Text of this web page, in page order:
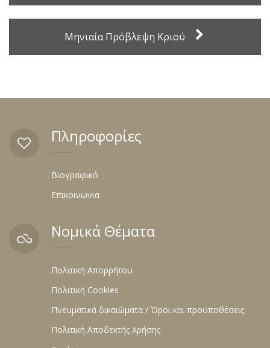
Μηνιαία Πρόβλεψη Κριού
Πληροφορίες
Βιογραφικό
Επικοινωνία
Νομικά Θέματα
Πολιτική Απορρήτου
Πολιτική Cookies
Πνευματικά δικαιώματα / Όροι και προϋποθέσεις
Πολιτική Αποδεκτής Χρήσης